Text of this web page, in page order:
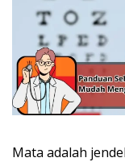
Mata adalah